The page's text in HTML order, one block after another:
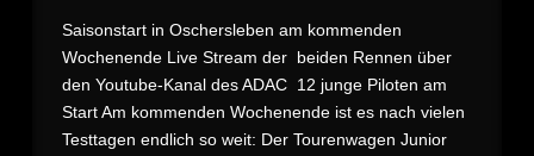
Saisonstart in Oschersleben am kommenden
Wochenende Live Stream der beiden Rennen über
den Youtube-Kanal des ADAC 12 junge Piloten am
Start Am kommenden Wochenende ist es nach vielen
Testtagen endlich so weit: Der Tourenwagen Junior